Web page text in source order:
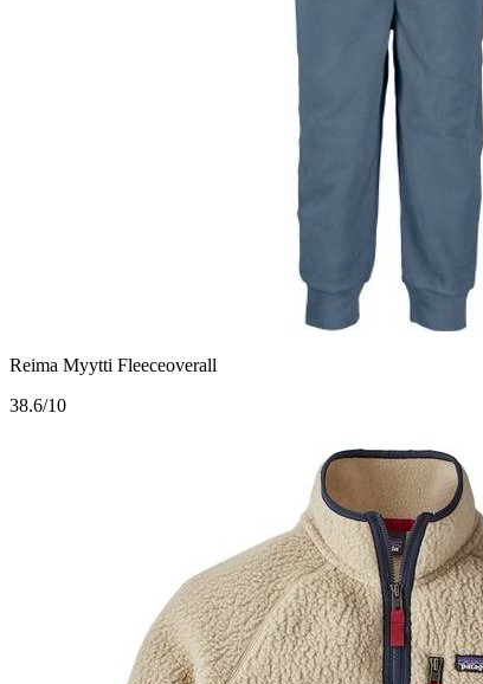
Reima Myytti Fleeceoverall
38.6/10